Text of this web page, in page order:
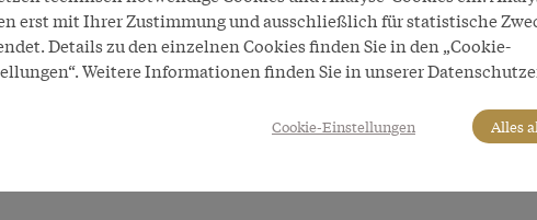
der herbstliche Gott der Ernte, 1590/91,
erst mit Ihrer Zustimmung und ausschließlich für statistische
Details zu den einzelnen Cookies finden Sie in den „Cookie-
Weitere Informationen finden Sie in unserer
Cookie-Einstellungen Alles